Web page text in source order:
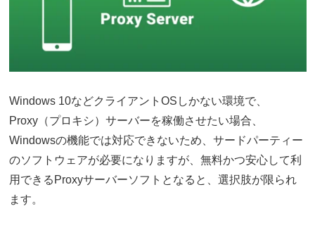
Windows 10などクライアントOSしかない環境で、
Proxy（プロキシ）サーバーを稼働させたい場合、
Windowsの機能では対応できないため、サードパーティー
のソフトウェアが必要になりますが、無料かつ安心して利
用できるProxyサーバーソフトとなると、選択肢が限られ
ます。